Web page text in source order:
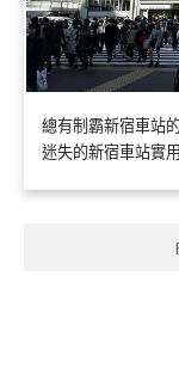
總有制霸新宿車站
迷失的新宿車站實